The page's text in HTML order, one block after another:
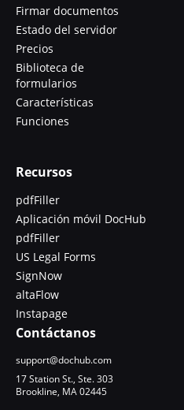
Firmar documentos
Estado del servidor
Precios
Biblioteca de
formularios
Características
Funciones
Recursos
pdfFiller
Aplicación móvil DocHub
pdfFiller
US Legal Forms
SignNow
altaFlow
Instapage
Contáctanos
support@dochub.com
17 Station St., Ste. 303
Brookline, MA 02445